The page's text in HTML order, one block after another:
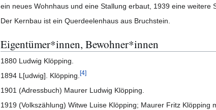
ein neues Wohnhaus und eine Stallung erbaut, 1939 eine weitere
Der Kernbau ist ein Querdeelenhaus aus Bruchstein.
Eigentümer*innen, Bewohner*innen
1880 Ludwig Klöpping.
1894 L[udwig]. Klöpping.[4]
1901 (Adressbuch) Maurer Ludwig Klöpping.
1919 (Volkszählung) Witwe Luise Klöpping; Maurer Fritz Klöpping